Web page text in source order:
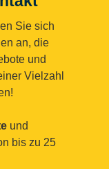
Sie sich
an, die
und
Vielzahl
und
bis zu 25